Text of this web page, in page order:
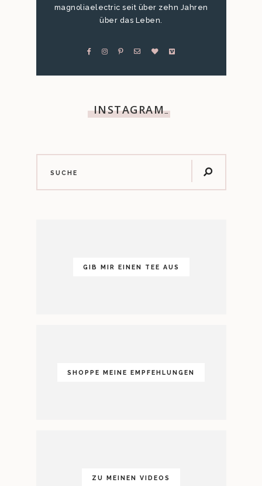
magnoliaelectric seit über zehn Jahren
über das Leben.
INSTAGRAM…
GIB MIR EINEN TEE AUS
SHOPPE MEINE EMPFEHLUNGEN
ZU MEINEN VIDEOS